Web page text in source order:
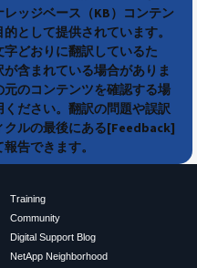
ッジベース（KB）コンテン
として提供されています。
どおりに翻訳しているた
含まれている場合がありま
のコンテンツを確認する場
ださい。翻訳の問題や誤訳
クルの最後にある[Feedback]
告できます。
Training
Community
Digital Support Blog
NetApp Neighborhood